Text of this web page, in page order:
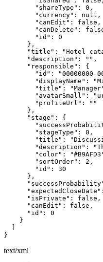
"shareType": 0,
"currency": null,
"canEdit": false,
"canDelete":
"id": 0
},
"title": "Hotel
"description": "",
"responsible": {
"id": "00000000-0000-
"displayName":
"title":
"avatarSmall": "url
"profileUrl": ""
},
"stage": {
"stageType": 0,
"title":
"description": "The
"color":
"sortOrder": 2,
"id": 30
},
"expectedCloseDate":
"isPrivate": false,
"canEdit": false,
"id": 0
}
]
}
text/xml